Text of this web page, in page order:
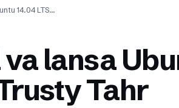
14.04 LTS…
lansa
Tahr